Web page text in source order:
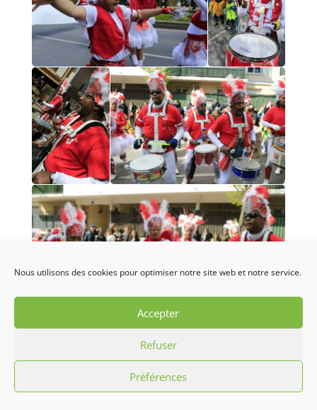
Nous utilisons des cookies pour optimiser notre site web et notre service.
Accepter
Refuser
Préférences